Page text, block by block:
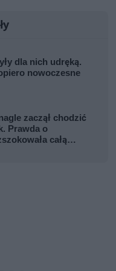
dla nich udręką.
nowoczesne
zaczął chodzić
Prawda o
całą